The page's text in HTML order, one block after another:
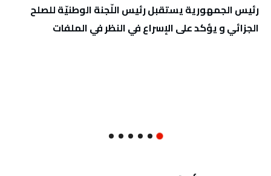
رئيس الجمهورية يستقبل رئيس اللّجنة الوطنيّة للصلح
الجزائي و يؤكد على الإسراع في النظر في الملفات